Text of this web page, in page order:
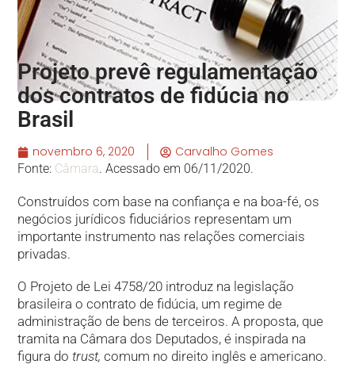
Projeto prevê regulamentação
dos contratos de fidúcia no
Brasil
novembro 6, 2020 Carvalho Gomes
Fonte: Câmara. Acessado em 06/11/2020.
Construídos com base na confiança e na boa-fé, os
negócios jurídicos fiduciários representam um
importante instrumento nas relações comerciais
privadas.
O Projeto de Lei 4758/20 introduz na legislação
brasileira o contrato de fidúcia, um regime de
administração de bens de terceiros. A proposta, que
tramita na Câmara dos Deputados, é inspirada na
figura dotrust, comum no direito inglês e americano.